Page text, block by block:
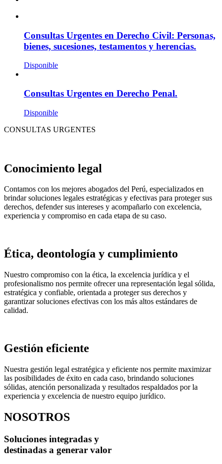
Consultas Urgentes en Derecho Civil: Personas,
bienes, sucesiones, testamentos y herencias.
Disponible
Consultas Urgentes en Derecho Penal.
Disponible
CONSULTAS URGENTES
Conocimiento legal
Contamos con los mejores abogados del Perú, especializados en
brindar soluciones legales estratégicas y efectivas para proteger sus
derechos, defender sus intereses y acompañarlo con excelencia,
experiencia y compromiso en cada etapa de su caso.
Ética, deontología y cumplimiento
Nuestro compromiso con la ética, la excelencia jurídica y el
profesionalismo nos permite ofrecer una representación legal sólida,
estratégica y confiable, orientada a proteger sus derechos y
garantizar soluciones efectivas con los más altos estándares de
calidad.
Gestión eficiente
Nuestra gestión legal estratégica y eficiente nos permite maximizar
las posibilidades de éxito en cada caso, brindando soluciones
sólidas, atención personalizada y resultados respaldados por la
experiencia y excelencia de nuestro equipo jurídico.
NOSOTROS
Soluciones integradas y
destinadas a generar valor